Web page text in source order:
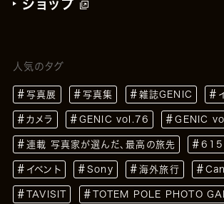
ショップ
人気のタグ
写真展 写真集 雑誌GENIC
カメラ GENIC vol.76 GENIC
連載 写真家が選んだ、最高の旅先
イベント Sony 海外旅行
TAVISIT TOTEM POLE PHOTO